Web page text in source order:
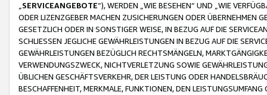
SERVICEANGEBOTE“), WERDEN „WIE BESEHEN“ UND „WIE
ODER LIZENZGEBER MACHEN ZUSICHERUNGEN ODER ÜBERNEHMEN
GESETZLICH ODER IN SONSTIGER WEISE, IN BEZUG AUF DIE
SCHLIESSEN JEGLICHE GEWÄHRLEISTUNGEN IN BEZUG AUF DIE
GEWÄHRLEISTUNGEN BEZÜGLICH RECHTSMÄNGELN,
VERWENDUNGSZWECK, NICHTVERLETZUNG SOWIE
ÜBLICHEN GESCHÄFTSVERKEHR, DER LEISTUNG ODER
BESCHAFFENHEIT, MERKMALE, FUNKTIONEN, DEN